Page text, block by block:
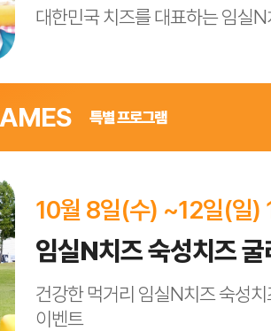
이드 카(피치)→임실 필봉농악 → 치즈
내 어린이집, 학교, 단체 등
거리 제공(세계문화공연, 치즈요정, 마칭
대한민국 치즈를 대표하는 임실
15:30), 9일 11일(13:30, 15:30)
위바위보 게임 등을 통한 치즈경매 진행
즈 전문가 동시진행
기부
특별 프로그램
10월 8일(수) ~12일(일
임실N치즈 숙성치즈 굴
건강한 먹거리 임실N치즈 숙성
이벤트